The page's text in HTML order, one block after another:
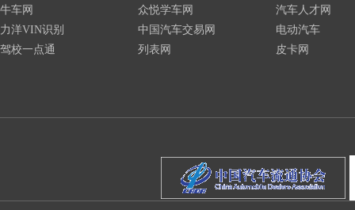
牛车网
力洋VIN识别
驾校一点通
众悦学车网
中国汽车交易网
列表网
汽车人才网
电动汽车
皮卡网